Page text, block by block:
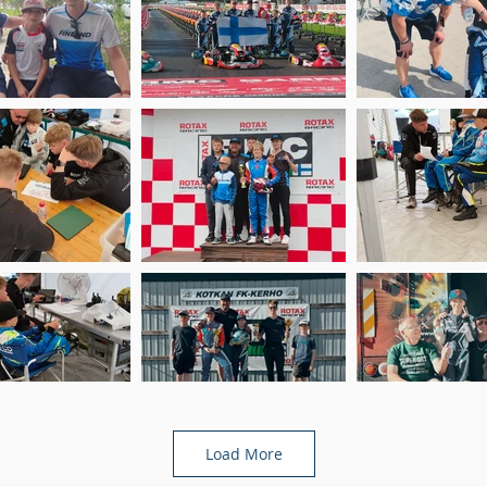
Load More